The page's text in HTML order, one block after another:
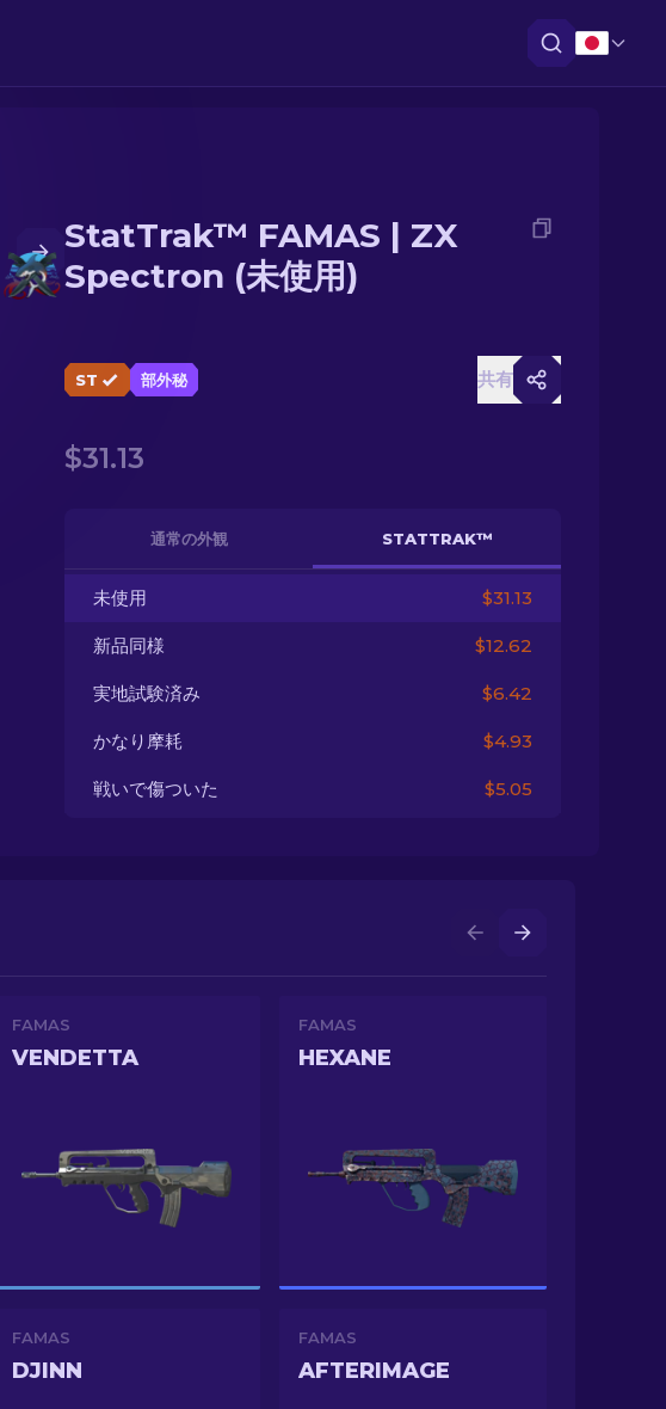
StatTrak™ FAMAS | ZX
Spectron (未使用)
ST 部外秘 共有
$31.13
通常の外観 STATTRAK™
未使用 $31.13
新品同様 $12.62
実地試験済み $6.42
かなり摩耗 $4.93
戦いで傷ついた $5.05
FAMAS
VENDETTA
FAMAS
HEXANE
FAMAS
DJINN
FAMAS
AFTERIMAGE